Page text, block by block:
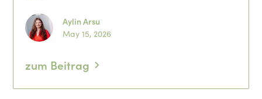
Aylin Arsu
May 15, 2026
zum Beitrag